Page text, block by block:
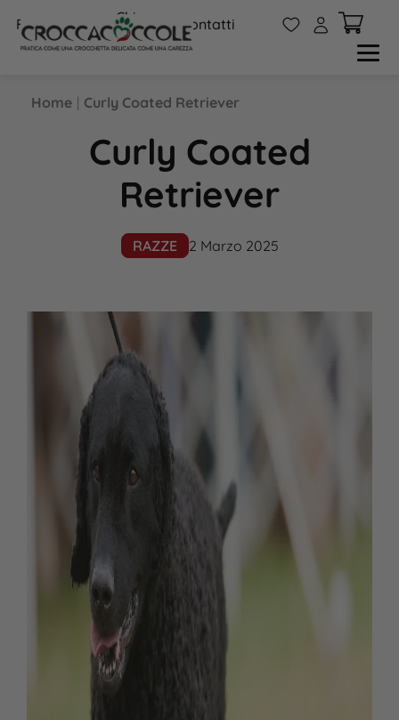
FAQs
Chi
siamo
Contatti W A
Home | Curly Coated Retriever
Curly Coated
Retriever
RAZZE 2 Marzo 2025